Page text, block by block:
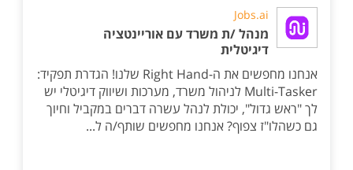
Jobs.ai
מנהל /ת משרד עם אוריינטציה
דיגיטלית
אנחנו מחפשים את ה-Right Hand שלנו! הגדרת תפקיד:
Multi-Tasker לניהול משרד, מערכות ושיווק דיגיטלי יש
לך "ראש גדול", יכולת לנהל עשרה דברים במקביל וחיוך
גם כשהלו"ז צפוף? אנחנו מחפשים שותף/ה ל...